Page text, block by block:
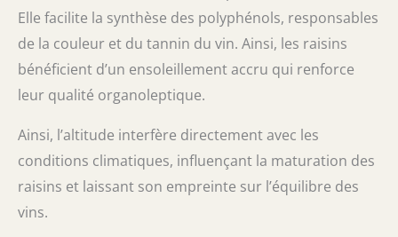
Elle facilite la synthèse des polyphénols, responsables
de la couleur et du tannin du vin. Ainsi, les raisins
bénéficient d’un ensoleillement accru qui renforce
leur qualité organoleptique.
Ainsi, l’altitude interfère directement avec les
conditions climatiques, influençant la maturation des
raisins et laissant son empreinte sur l’équilibre des
vins.